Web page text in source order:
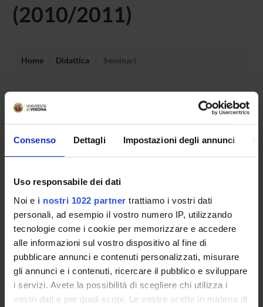
Consenso Dettagli Impostazioni degli annunci
Uso responsabile dei dati
Noi e i nostri 1022 partner trattiamo i vostri dati
personali, ad esempio il vostro numero IP, utilizzando
tecnologie come i cookie per memorizzare e accedere
alle informazioni sul vostro dispositivo al fine di
pubblicare annunci e contenuti personalizzati, misurare
gli annunci e i contenuti, ricercare il pubblico e sviluppare
i servizi. Avete la possibilità di scegliere chi utilizza i
vostri dati e per quali scopi. Le vostre scelte in materia di
(2010/2011)
Home Didattica Seminari
Non è stato trovato alcun seminario relativo
all'insegnamento Metodi matematici per l'informatica.
CORSI DI STUDIO
DOTTORATI, MASTER E FORMAZIONE SUPERIORE
Contatti
Persone
Luoghi
Calendario